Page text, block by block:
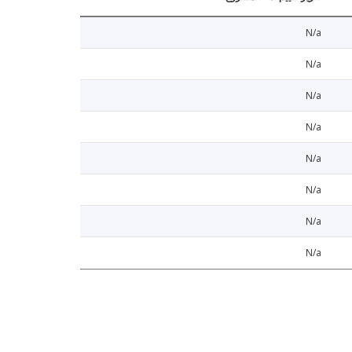
N/a
N/a
N/a
N/a
N/a
N/a
N/a
N/a